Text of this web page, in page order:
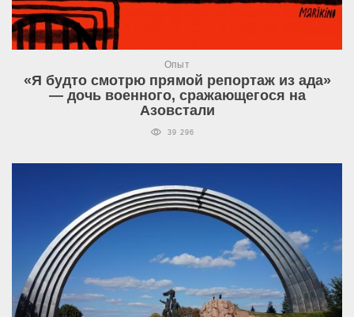
Опыт
«Я будто смотрю прямой репортаж из ада»
— дочь военного, сражающегося на
Азовстали
39 296